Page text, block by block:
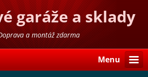
garáže a sklady
a montáž zdarma
Menu